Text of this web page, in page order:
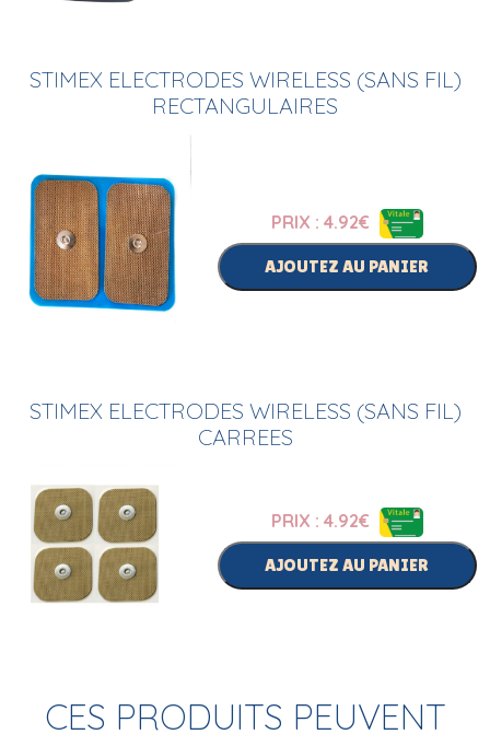
STIMEX ELECTRODES WIRELESS (SANS FIL)
RECTANGULAIRES
PRIX : 4.92€
AJOUTEZ AU PANIER
STIMEX ELECTRODES WIRELESS (SANS FIL)
CARREES
PRIX : 4.92€
AJOUTEZ AU PANIER
CES PRODUITS PEUVENT